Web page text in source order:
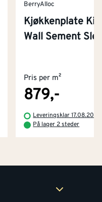
BerryAlloc
Kjøkkenplate
Wall Sement
Pris per m²
879,-
Leveringsklar 17.08.2026
På lager 2 steder